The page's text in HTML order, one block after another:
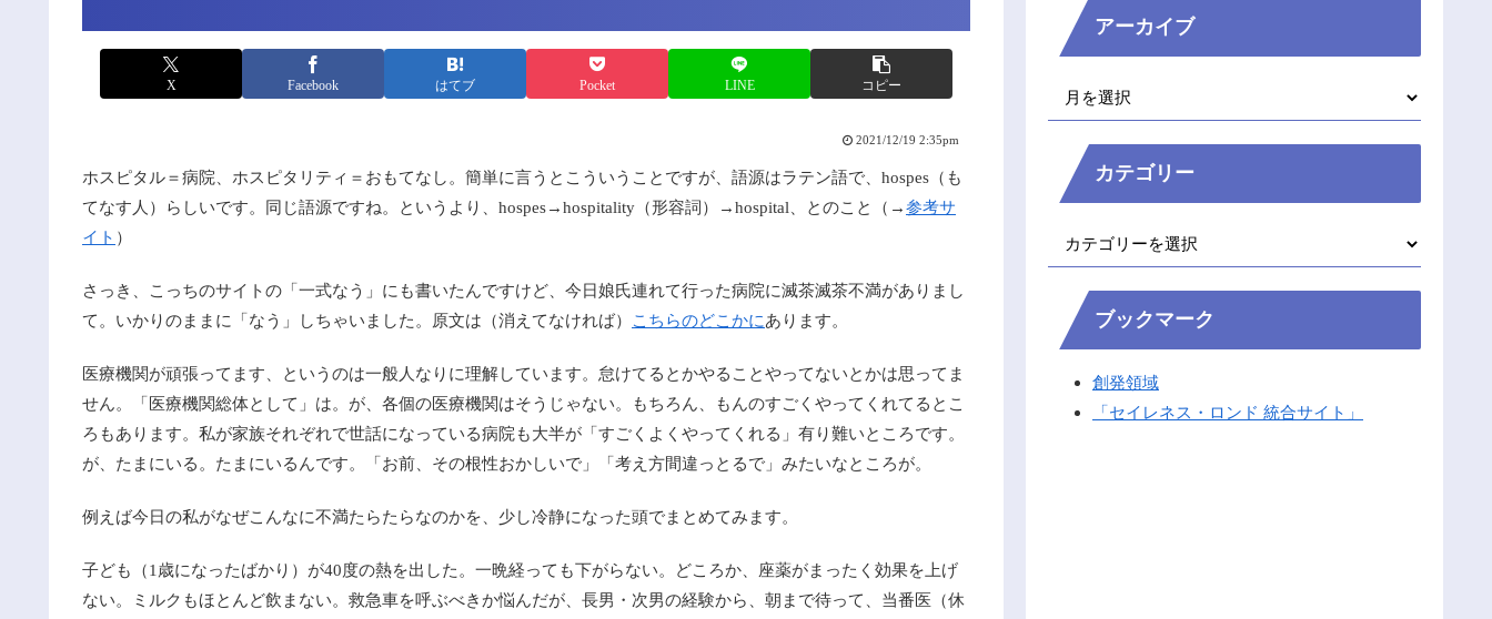
X Facebook はてブ Pocket LINE コピー
2021/12/19 2:35pm
ホスピタル＝病院、ホスピタリティ＝おもてなし。簡単に言うとこういうことですが、語源はラテン語で、hospes（も
てなす人）らしいです。同じ語源ですね。というより、hospes→hospitality（形容詞）→hospital、とのこと（→参考サ
イト ）
さっき、こっちのサイトの「一式なう」にも書いたんですけど、今日娘氏連れて行った病院に滅茶滅茶不満がありまし
て。いかりのままに「なう」しちゃいました。原文は（消えてなければ）
こちらのどこかにあります。
医療機関が頑張ってます、というのは一般人なりに理解しています。怠けてるとかやることやってないとかは思ってま
せん。「医療機関総体として」は。が、各個の医療機関はそうじゃない。もちろん、もんのすごくやってくれてるとこ
ろもあります。私が家族それぞれで世話になっている病院も大半が「すごくよくやってくれる」有り難いところです。
が、たまにいる。たまにいるんです。「お前、その根性おかしいで」「考え方間違っとるで」みたいなところが。
例えば今日の私がなぜこんなに不満たらたらなのかを、少し冷静になった頭でまとめてみます。
子ども（1歳になったばかり）が40度の熱を出した。一晩経っても下がらない。どころか、座薬がまったく効果を上げ
ない。ミルクもほとんど飲まない。救急車を呼ぶべきか悩んだが、長男・次男の経験から、朝まで待って、当番医（休
アーカイブ
カテゴリー
ブックマーク
創発領域
「セイレネス・ロンド 統合サイト」